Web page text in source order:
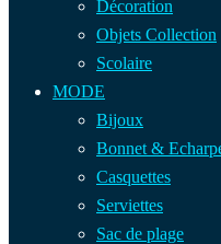
Décoration
Objets Collection
Scolaire
MODE
Bijoux
Bonnet &
Casquettes
Serviettes
Sac de plage